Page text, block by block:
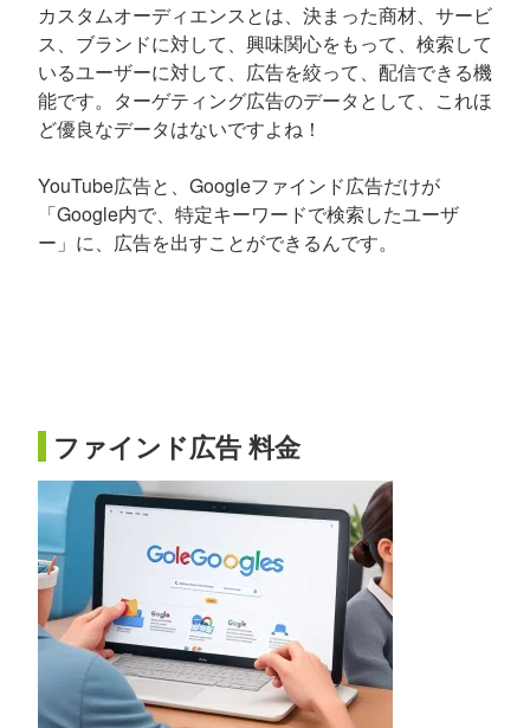
カスタムオーディエンスとは、決まった商材、サービ
ス、ブランドに対して、興味関心をもって、検索して
いるユーザーに対して、広告を絞って、配信できる機
能です。ターゲティング広告のデータとして、これほ
ど優良なデータはないですよね！
YouTube広告と、Googleファインド広告だけが
「Google内で、特定キーワードで検索したユーザ
ー」に、広告を出すことができるんです。
ファインド広告 料金